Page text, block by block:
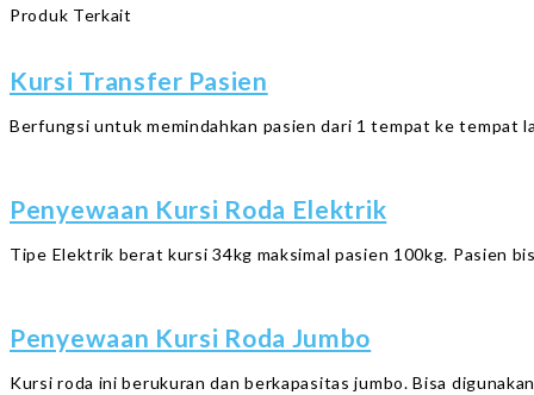
Produk Terkait
Kursi Transfer Pasien
Berfungsi untuk memindahkan pasien dari 1 tempat ke
Penyewaan Kursi Roda Elektrik
Tipe Elektrik berat kursi 34kg maksimal pasien 100kg. Pasien
Penyewaan Kursi Roda Jumbo
Kursi roda ini berukuran dan berkapasitas jumbo. Bisa